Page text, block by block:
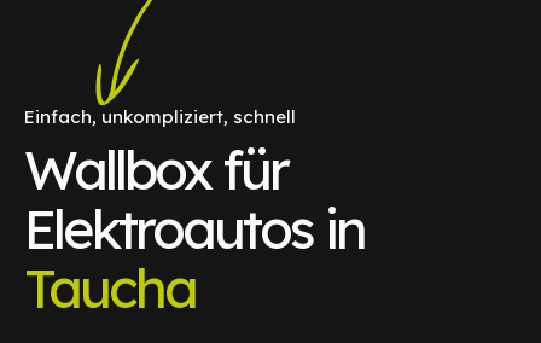
Einfach, unkompliziert, schnell
Wallbox für
Elektroautos in
Taucha